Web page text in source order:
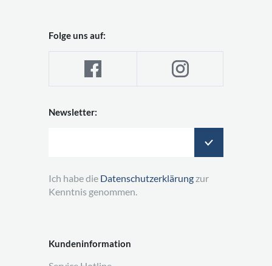
Kundeninformation
Folge uns auf:
Newsletter:
Ich habe die Datenschutzerklärung zur
Kenntnis genommen.